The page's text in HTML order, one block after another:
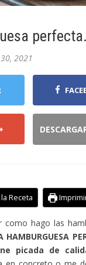
perfecta.
2021
Receta
hago las
HAMBURGUESA
picada de